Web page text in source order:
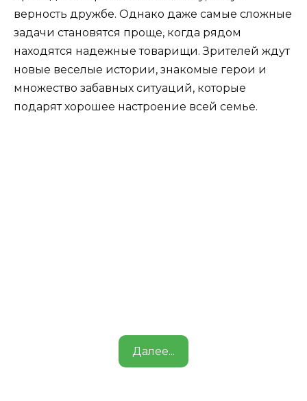
верность дружбе. Однако даже самые сложные
задачи становятся проще, когда рядом
находятся надежные товарищи. Зрителей ждут
новые веселые истории, знакомые герои и
множество забавных ситуаций, которые
подарят хорошее настроение всей семье.
Далее...